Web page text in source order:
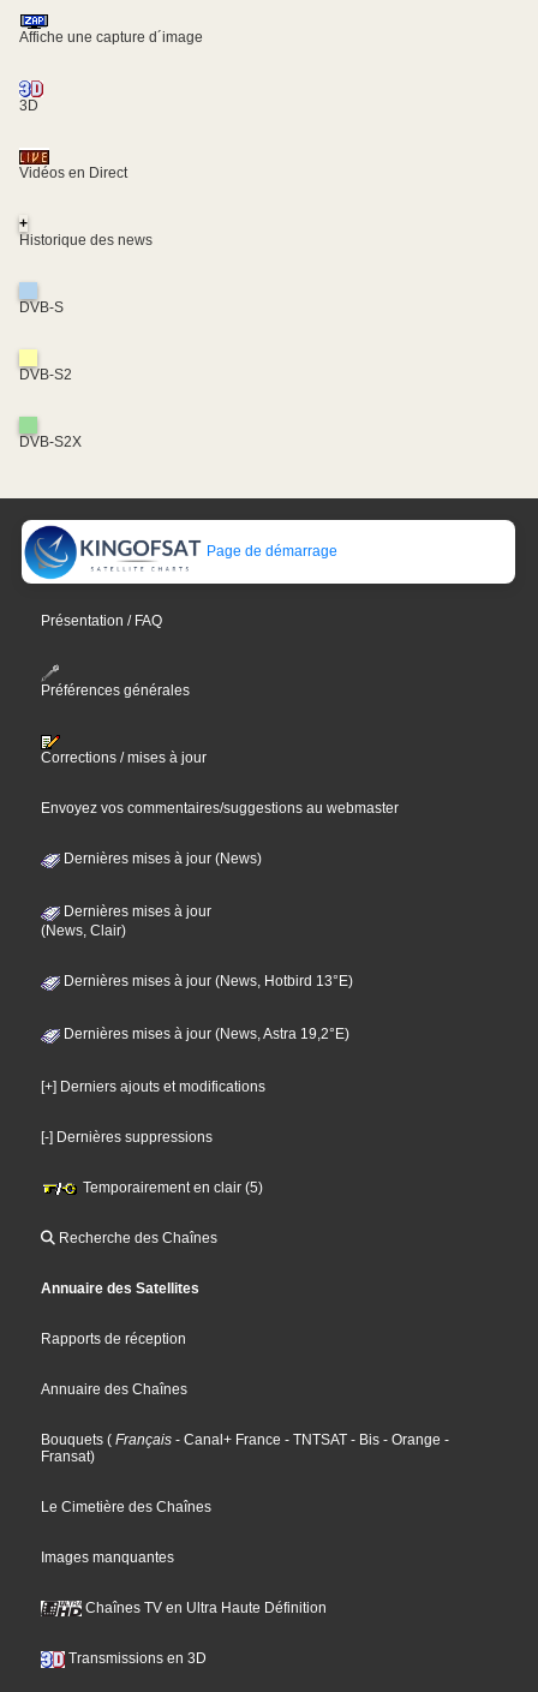
Affiche une capture d´image
3D
Vidéos en Direct
+
Historique des news
DVB-S
DVB-S2
DVB-S2X
Page de démarrage
Présentation / FAQ
Préférences générales
Corrections / mises à jour
Envoyez vos commentaires/suggestions au webmaster
Dernières mises à jour (News)
Dernières mises à jour
(News, Clair)
Dernières mises à jour (News, Hotbird 13°E)
Dernières mises à jour (News, Astra 19,2°E)
[+] Derniers ajouts et modifications
[-] Dernières suppressions
Temporairement en clair (5)
Recherche des Chaînes
Annuaire des Satellites
Rapports de réception
Annuaire des Chaînes
Bouquets ( Français - Canal+ France - TNTSAT - Bis - Orange -
Fransat)
Le Cimetière des Chaînes
Images manquantes
Chaînes TV en Ultra Haute Définition
Transmissions en 3D